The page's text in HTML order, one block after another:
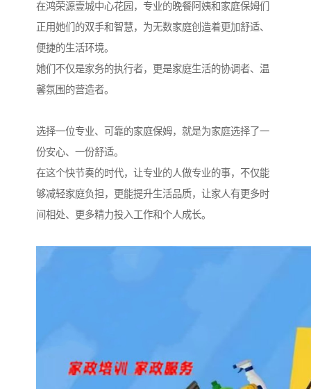
在鸿荣源壹城中心花园，专业的晚餐阿姨和家庭保姆们
正用她们的双手和智慧，为无数家庭创造着更加舒适、
便捷的生活环境。
她们不仅是家务的执行者，更是家庭生活的协调者、温
馨氛围的营造者。
选择一位专业、可靠的家庭保姆，就是为家庭选择了一
份安心、一份舒适。
在这个快节奏的时代，让专业的人做专业的事，不仅能
够减轻家庭负担，更能提升生活品质，让家人有更多时
间相处、更多精力投入工作和个人成长。